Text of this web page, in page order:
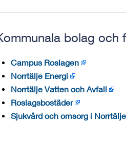
bolag och
Campus Roslagen
Norrtälje Energi
Norrtälje Vatten och Avfall
Roslagsbostäder
Sjukvård och omsorg i